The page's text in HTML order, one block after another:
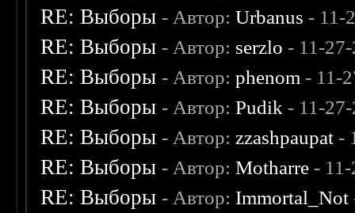
RE: Выборы - Автор:Urbanus - 11-
RE: Выборы - Автор: serzlo - 11-
RE: Выборы - Автор:phenom - 11-
RE: Выборы - Автор:Pudik - 11-
RE: Выборы - Автор: zzashpaupat -
RE: Выборы - Автор:Motharre -
RE: Выборы - Автор: Immortal_Not